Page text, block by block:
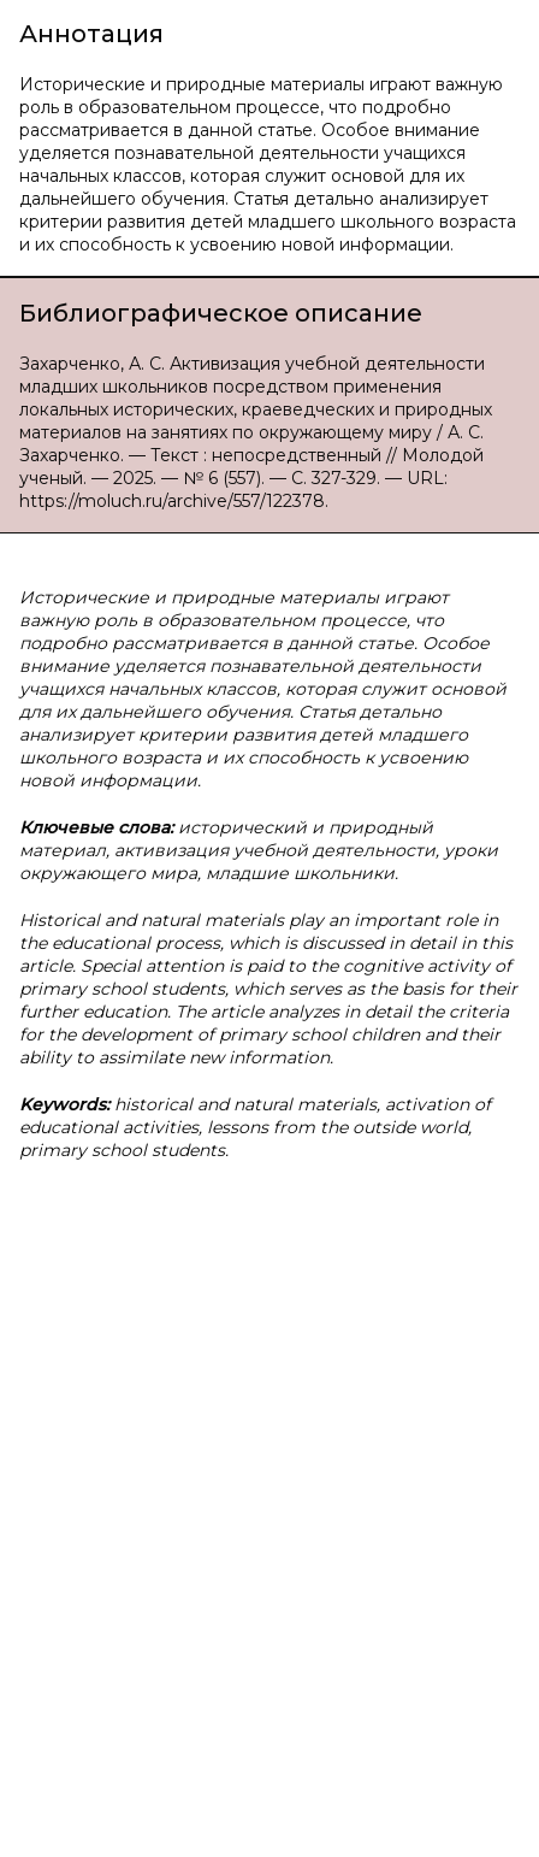
Аннотация
Исторические и природные материалы играют важную
роль в образовательном процессе, что подробно
рассматривается в данной статье. Особое внимание
уделяется познавательной деятельности учащихся
начальных классов, которая служит основой для их
дальнейшего обучения. Статья детально анализирует
критерии развития детей младшего школьного возраста
и их способность к усвоению новой информации.
Библиографическое описание
Захарченко, А. С. Активизация учебной деятельности
младших школьников посредством применения
локальных исторических, краеведческих и природных
материалов на занятиях по окружающему миру / А. С.
Захарченко. — Текст : непосредственный // Молодой
ученый. — 2025. — № 6 (557). — С. 327-329. — URL:
https://moluch.ru/archive/557/122378.
Исторические и природные материалы играют
важную роль в образовательном процессе, что
подробно рассматривается в данной статье. Особое
внимание уделяется познавательной деятельности
учащихся начальных классов, которая служит основой
для их дальнейшего обучения. Статья детально
анализирует критерии развития детей младшего
школьного возраста и их способность к усвоению
новой информации.
Ключевые слова:исторический и природный
материал, активизация учебной деятельности, уроки
окружающего мира, младшие школьники.
Historical and natural materials play an important role in
the educational process, which is discussed in detail in this
article. Special attention is paid to the cognitive activity of
primary school students, which serves as the basis for their
further education. The article analyzes in detail the criteria
for the development of primary school children and their
ability to assimilate new information.
Keywords:historical and natural materials, activation of
educational activities, lessons from the outside world,
primary school students.